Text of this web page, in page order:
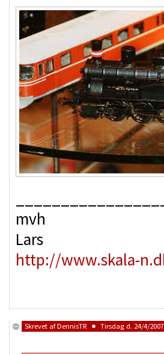
mvh
Lars
http://www.skala-
Skrevet afDennisTR Tirsdag d. 24/4/